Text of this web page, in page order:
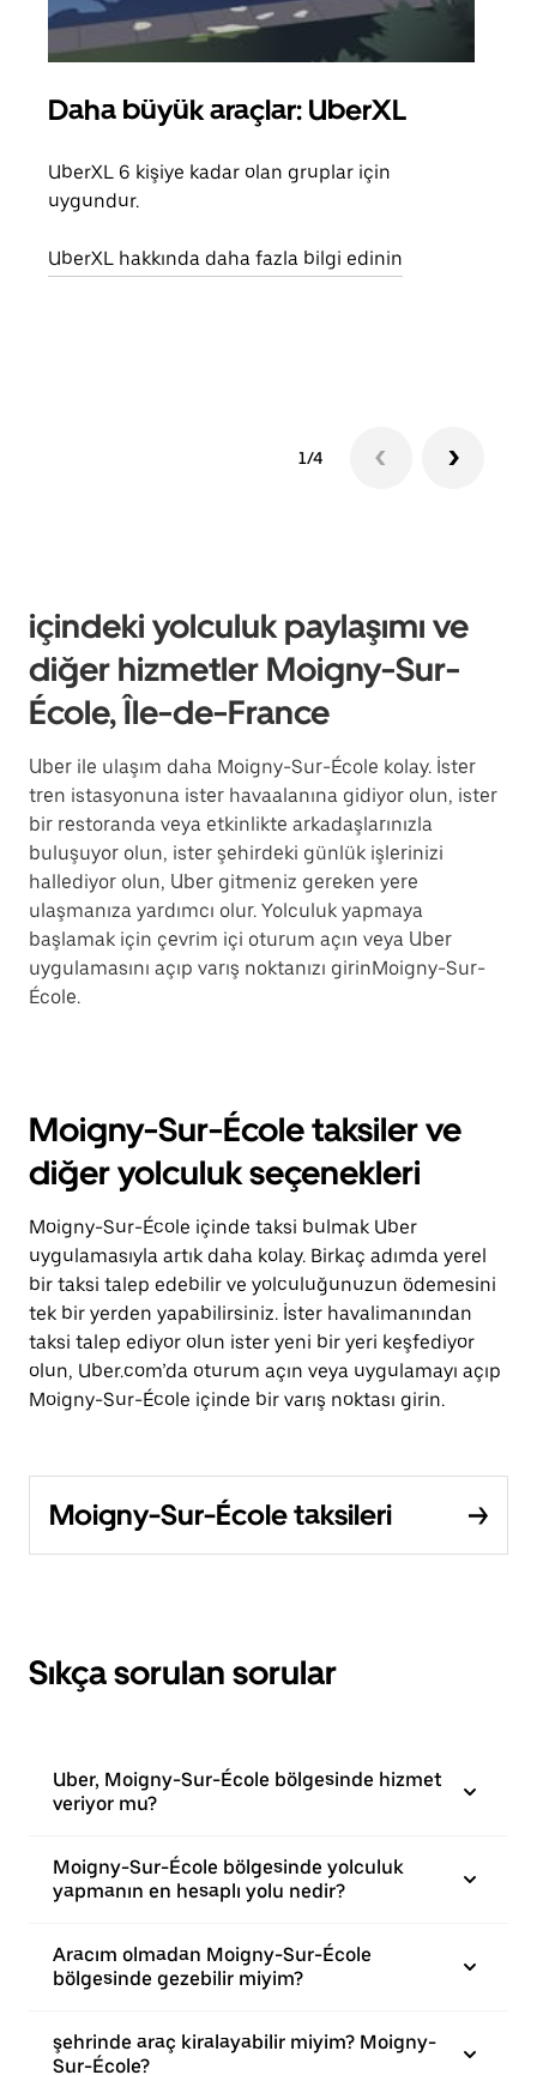
Daha büyük araçlar: UberXL
UberXL 6 kişiye kadar olan gruplar için
uygundur.
UberXL hakkında daha fazla bilgi edinin
1/4
içindeki yolculuk paylaşımı ve
diğer hizmetler Moigny-Sur-
École, Île-de-France
Uber ile ulaşım daha Moigny-Sur-École kolay. İster
tren istasyonuna ister havaalanına gidiyor olun, ister
bir restoranda veya etkinlikte arkadaşlarınızla
buluşuyor olun, ister şehirdeki günlük işlerinizi
hallediyor olun, Uber gitmeniz gereken yere
ulaşmanıza yardımcı olur. Yolculuk yapmaya
başlamak için çevrim içi oturum açın veya Uber
uygulamasını açıp varış noktanızı girinMoigny-Sur-
École.
Moigny-Sur-École taksiler ve
diğer yolculuk seçenekleri
Moigny-Sur-École içinde taksi bulmak Uber
uygulamasıyla artık daha kolay. Birkaç adımda yerel
bir taksi talep edebilir ve yolculuğunuzun ödemesini
tek bir yerden yapabilirsiniz. İster havalimanından
taksi talep ediyor olun ister yeni bir yeri keşfediyor
olun, Uber.com’da oturum açın veya uygulamayı açıp
Moigny-Sur-École içinde bir varış noktası girin.
Moigny-Sur-École taksileri
Sıkça sorulan sorular
Uber, Moigny-Sur-École bölgesinde hizmet
veriyor mu?
Moigny-Sur-École bölgesinde yolculuk
yapmanın en hesaplı yolu nedir?
Aracım olmadan Moigny-Sur-École
bölgesinde gezebilir miyim?
şehrinde araç kiralayabilir miyim? Moigny-
Sur-École?